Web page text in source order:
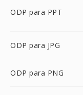
ODP para PPT
ODP para JPG
ODP para PNG